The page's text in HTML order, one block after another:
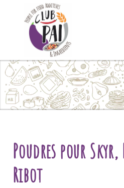
Skip to content
Poudres pour
Ribot